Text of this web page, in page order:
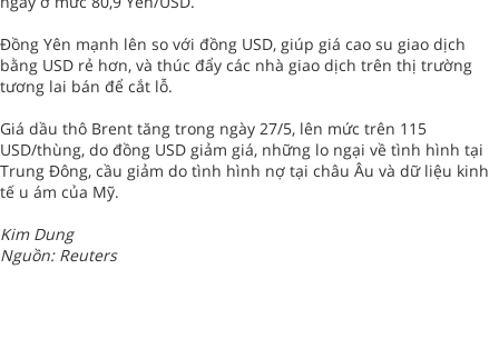
Đồng Yên mạnh lên so với đồng USD, giúp giá cao su giao dịch
bằng USD rẻ hơn, và thúc đẩy các nhà giao dịch trên thị trường
tương lai bán để cắt lỗ.
Giá dầu thô Brent tăng trong ngày 27/5, lên mức trên 115
USD/thùng, do đồng USD giảm giá, những lo ngại về tình hình tại
Trung Đông, cầu giảm do tình hình nợ tại châu Âu và dữ liệu kinh
tế u ám của Mỹ.
Kim Dung
Nguồn: Reuters